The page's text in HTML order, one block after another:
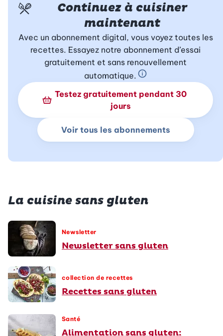
Continuez à cuisiner
maintenant
Avec un abonnement digital, vous voyez toutes les
recettes. Essayez notre abonnement d’essai
gratuitement et sans renouvellement
automatique. En savoir plus sur
Testez gratuitement pendant 30
jours
Voir tous les abonnements
La cuisine sans gluten
Newsletter
Newsletter sans gluten
collection de recettes
Recettes sans gluten
Santé
Alimentation sans gluten: